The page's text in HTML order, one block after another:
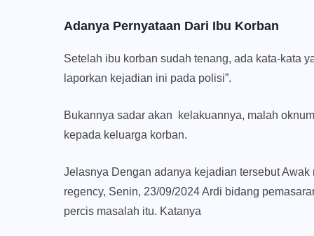
Adanya Pernyataan Dari Ibu Korban
Setelah ibu korban sudah tenang, ada kata-kata
laporkan kejadian ini pada polisi”.
Bukannya sadar akan kelakuannya, malah
kepada keluarga korban.
Jelasnya Dengan adanya kejadian tersebut
regency, Senin, 23/09/2024 Ardi bidang
percis masalah itu. Katanya